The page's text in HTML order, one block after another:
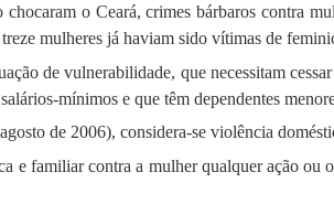
o Ceará, crimes bárbaros contra
mulheres já haviam sido vítimas de
de vulnerabilidade, que necessitam
mínimos e que têm dependentes
de 2006), considera-se violência
e familiar contra a mulher qualquer ação ou